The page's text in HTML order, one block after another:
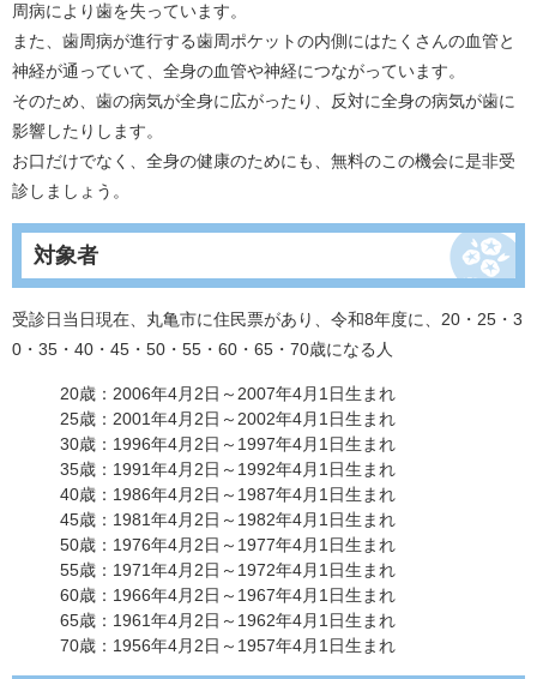
周病により歯を失っています。
また、歯周病が進行する歯周ポケットの内側にはたくさんの血管と
神経が通っていて、全身の血管や神経につながっています。
そのため、歯の病気が全身に広がったり、反対に全身の病気が歯に
影響したりします。
お口だけでなく、全身の健康のためにも、無料のこの機会に是非受
診しましょう。
対象者
受診日当日現在、丸亀市に住民票があり、令和8年度に、20・25・3
0・35・40・45・50・55・60・65・70歳になる人
20歳：2006年4月2日～2007年4月1日生まれ
25歳：2001年4月2日～2002年4月1日生まれ
30歳：1996年4月2日～1997年4月1日生まれ
35歳：1991年4月2日～1992年4月1日生まれ
40歳：1986年4月2日～1987年4月1日生まれ
45歳：1981年4月2日～1982年4月1日生まれ
50歳：1976年4月2日～1977年4月1日生まれ
55歳：1971年4月2日～1972年4月1日生まれ
60歳：1966年4月2日～1967年4月1日生まれ
65歳：1961年4月2日～1962年4月1日生まれ
70歳：1956年4月2日～1957年4月1日生まれ